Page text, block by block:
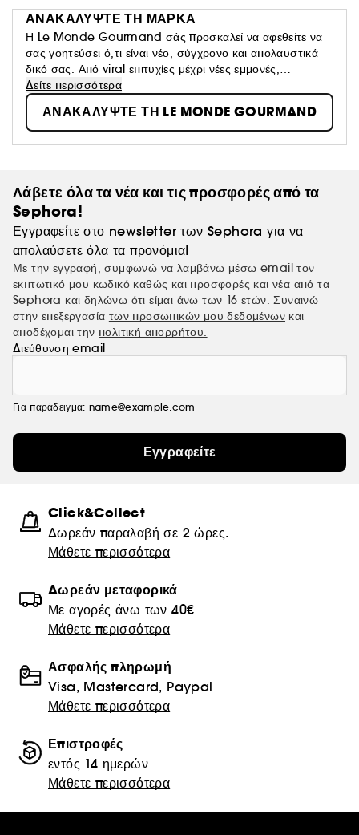
ΑΝΑΚΑΛΥΨΤΕ ΤΗ ΜΑΡΚΑ
Η Le Monde Gourmand σάς προσκαλεί να αφεθείτε να
σας γοητεύσει ό,τι είναι νέο, σύγχρονο και απολαυστικά
δικό σας. Από viral επιτυχίες μέχρι νέες εμμονές,
δημιουργήστε τη δική σας προσωπική οσφρητική ιστορία.
Δείτε περισσότερα
ΑΝΑΚΑΛΥΨΤΕ ΤΗ LE MONDE GOURMAND
Λάβετε όλα τα νέα και τις προσφορές από τα
Sephora!
Εγγραφείτε στο newsletter των Sephora για να
απολαύσετε όλα τα προνόμια!
Με την εγγραφή, συμφωνώ να λαμβάνω μέσω email τον
εκπτωτικό μου κωδικό καθώς και προσφορές και νέα από τα
Sephora και δηλώνω ότι είμαι άνω των 16 ετών. Συναινώ
στην επεξεργασία των προσωπικών μου δεδομένων και
αποδέχομαι την πολιτική απορρήτου.
Διεύθυνση email
Για παράδειγμα: name@example.com
Εγγραφείτε
Click&Collect
Δωρεάν παραλαβή σε 2 ώρες.
Μάθετε περισσότερα
Δωρεάν μεταφορικά
Με αγορές άνω των 40€
Μάθετε περισσότερα
Ασφαλής πληρωμή
Visa, Mastercard, Paypal
Μάθετε περισσότερα
Επιστροφές
εντός 14 ημερών
Μάθετε περισσότερα